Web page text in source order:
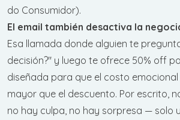
do Consumidor).
El email también desactiva la
Esa llamada donde alguien te
decisión?" y luego te ofrece 50% off
diseñada para que el costo
mayor que el descuento. Por escrito,
no hay culpa, no hay sorpresa — solo